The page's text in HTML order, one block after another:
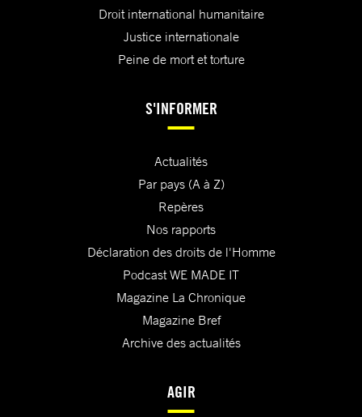
Droit international humanitaire
Justice internationale
Peine de mort et torture
S'INFORMER
Actualités
Par pays (A à Z)
Repères
Nos rapports
Déclaration des droits de l'Homme
Podcast WE MADE IT
Magazine La Chronique
Magazine Bref
Archive des actualités
AGIR